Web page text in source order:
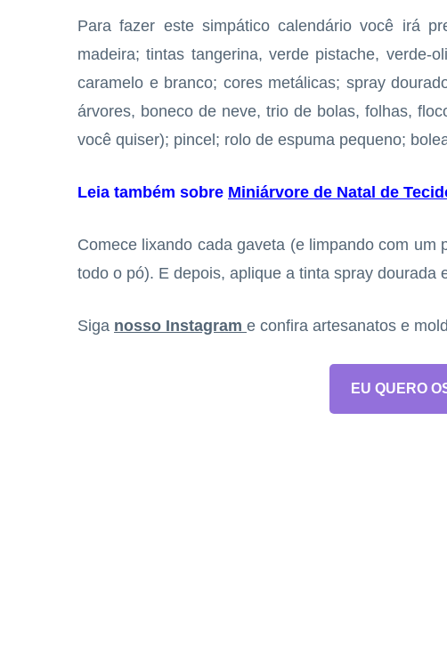
Para fazer este simpático calendário você irá
madeira; tintas tangerina, verde pistache, verde-
caramelo e branco; cores metálicas; spray
árvores, boneco de neve, trio de bolas, folhas,
você quiser); pincel; rolo de espuma pequeno;
Leia também sobre Miniárvore de Natal de
Comece lixando cada gaveta (e limpando com
todo o pó). E depois, aplique a tinta spray dourada
Siga nosso Instagram e confira artesanatos e
EU QUERO